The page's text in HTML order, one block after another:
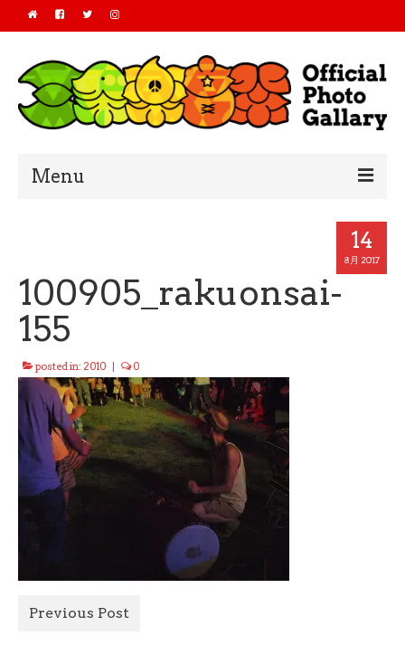
Menu
2018
2017
2016
All Photo
Official Site
14
8月 2017
100905_rakuonsai-
155
posted in: 2010 0
Previous Post